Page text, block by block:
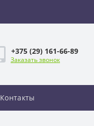
+375 (29) 161-66-89
Заказать звонок
Контакты